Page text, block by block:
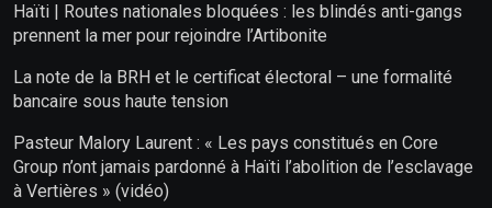
Haïti | Routes nationales bloquées : les blindés anti-gangs
prennent la mer pour rejoindre l’Artibonite
La note de la BRH et le certificat électoral – une formalité
bancaire sous haute tension
Pasteur Malory Laurent : « Les pays constitués en Core
Group n’ont jamais pardonné à Haïti l’abolition de l’esclavage
à Vertières » (vidéo)